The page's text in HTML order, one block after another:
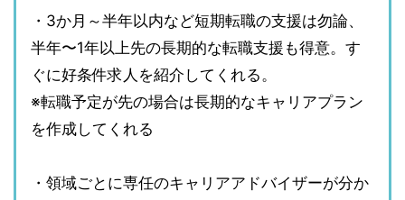
・3か月～半年以内など短期転職の支援は勿論、
半年〜1年以上先の長期的な転職支援も得意。す
ぐに好条件求人を紹介してくれる。
※転職予定が先の場合は長期的なキャリアプラン
を作成してくれる
・領域ごとに専任のキャリアアドバイザーが分か